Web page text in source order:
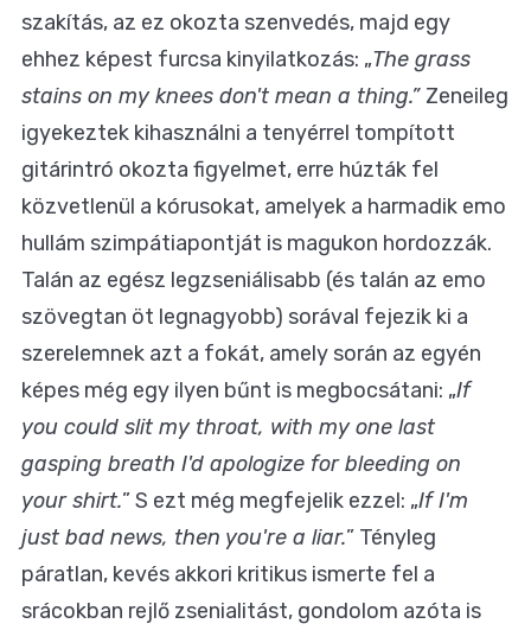
szakítás, az ez okozta szenvedés, majd egy
ehhez képest furcsa kinyilatkozás: „The grass
stains on my knees don't mean a thing.” Zeneileg
igyekeztek kihasználni a tenyérrel tompított
gitárintró okozta figyelmet, erre húzták fel
közvetlenül a kórusokat, amelyek a harmadik emo
hullám szimpátiapontját is magukon hordozzák.
Talán az egész legzseniálisabb (és talán az emo
szövegtan öt legnagyobb) sorával fejezik ki a
szerelemnek azt a fokát, amely során az egyén
képes még egy ilyen bűnt is megbocsátani: „If
you could slit my throat, with my one last
gasping breath I'd apologize for bleeding on
your shirt.” S ezt még megfejelik ezzel: „If I'm
just bad news, then you're a liar.” Tényleg
páratlan, kevés akkori kritikus ismerte fel a
srácokban rejlő zsenialitást, gondolom azóta is